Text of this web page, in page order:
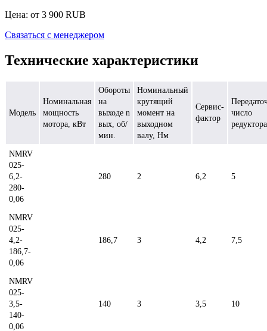
Цена: от 3 900 RUB
Связаться с менеджером
Технические характеристики
Модель
Номинальная
мощность
мотора, кВт
Обороты
на
выходе n
вых, об/
мин.
Номинальный
крутящий
момент на
выходном
валу, Нм
Сервис-
фактор
число
редуктора
NMRV
025-
6,2-
280-
0,06
280 2 6,2 5
NMRV
025-
4,2-
186,7-
0,06
186,7 3 4,2 7,5
NMRV
025-
3,5-
140-
0,06
140 3 3,5 10